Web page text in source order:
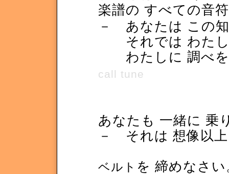
楽譜の すべての音
－ あなたは この
それでは わたし
わたしに 調べ
call tune
あなたも 一緒に 乗
－ それは 想像以
ベルト を 締めなさ